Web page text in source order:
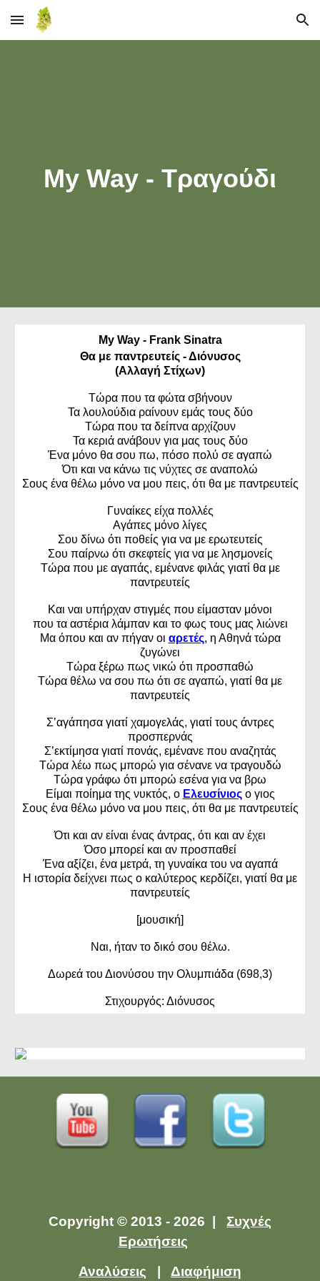
Skip to main content Skip to navigation
My Way - Τραγούδι
My Way - Frank Sinatra
Θα με παντρευτείς - Διόνυσος
(Αλλαγή Στίχων)
Τώρα που τα φώτα σβήνουν
Τα λουλούδια ραίνουν εμάς τους δύο
Τώρα που τα δείπνα αρχίζουν
Τα κεριά ανάβουν για μας τους δύο
Ένα μόνο θα σου πω, πόσο πολύ σε αγαπώ
Ότι και να κάνω τις νύχτες σε αναπολώ
Σους ένα θέλω μόνο να μου πεις, ότι θα με παντρευτείς
Γυναίκες είχα πολλές
Αγάπες μόνο λίγες
Σου δίνω ότι ποθείς για να με ερωτευτείς
Σου παίρνω ότι σκεφτείς για να με λησμονείς
Τώρα που με αγαπάς, εμένανε φιλάς γιατί θα με
παντρευτείς
Και ναι υπήρχαν στιγμές που είμασταν μόνοι
που τα αστέρια λάμπαν και το φως τους μας λιώνει
Μα όπου και αν πήγαν οι αρετές, η Αθηνά τώρα
ζυγώνει
Τώρα ξέρω πως νικώ ότι προσπαθώ
Τώρα θέλω να σου πω ότι σε αγαπώ, γιατί θα με
παντρευτείς
Σ’αγάπησα γιατί χαμογελάς, γιατί τους άντρες
προσπερνάς
Σ’εκτίμησα γιατί πονάς, εμένανε που αναζητάς
Τώρα λέω πως μπορώ για σένανε να τραγουδώ
Τώρα γράφω ότι μπορώ εσένα για να βρω
Είμαι ποίημα της νυκτός, ο Ελευσίνιοςο γιος
Σους ένα θέλω μόνο να μου πεις, ότι θα με παντρευτείς
Ότι και αν είναι ένας άντρας, ότι και αν έχει
Όσο μπορεί και αν προσπαθεί
Ένα αξίζει, ένα μετρά, τη γυναίκα του να αγαπά
Η ιστορία δείχνει πως ο καλύτερος κερδίζει, γιατί θα με
παντρευτείς
[μουσική]
Ναι, ήταν το δικό σου θέλω.
Δωρεά του Διονύσου την Ολυμπιάδα (698,3)
Στιχουργός: Διόνυσος
Copyright © 2013 - 2026 | Συχνές
Ερωτήσεις
Αναλύσεις
Διαφήμιση